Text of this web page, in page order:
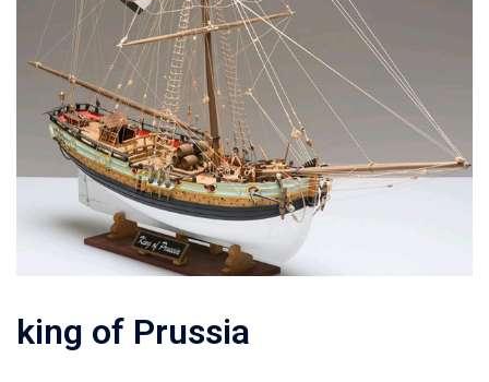
king of Prussia